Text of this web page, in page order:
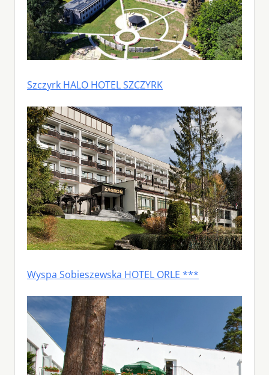
Szczyrk HALO HOTEL SZCZYRK
Wyspa Sobieszewska HOTEL ORLE ***